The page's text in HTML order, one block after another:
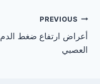
تصفّح
المقالات
PREVIOUS
أعراض ارتفاع ضغط الدم
العصبي